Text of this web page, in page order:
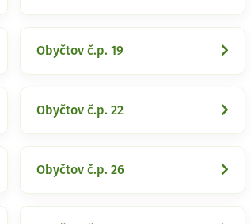
Obyčtov č.p. 19
Obyčtov č.p. 22
Obyčtov č.p. 26